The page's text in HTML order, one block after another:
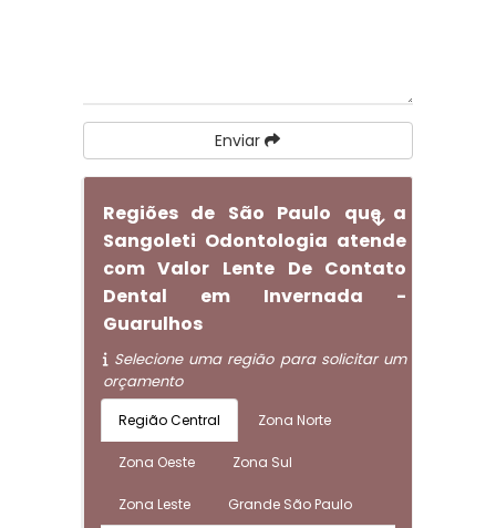
Enviar
Regiões de São Paulo que a
Sangoleti Odontologia atende
com Valor Lente De Contato
Dental em Invernada -
Guarulhos
Selecione uma região para solicitar um
orçamento
Região Central Zona Norte
Zona Oeste Zona Sul
Zona Leste Grande São Paulo